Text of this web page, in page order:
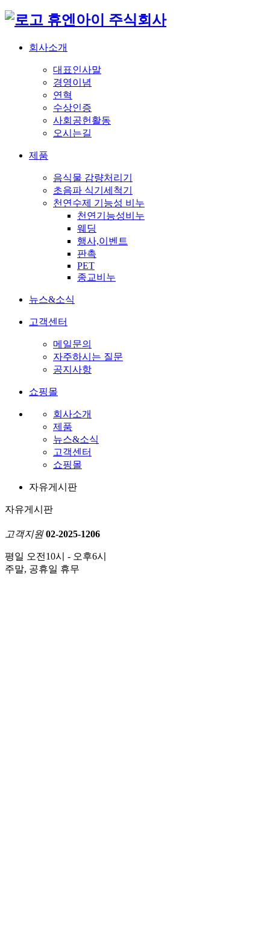
휴엔아이 주식회사
회사소개
대표인사말
경영이념
연혁
수상인증
사회공헌활동
오시는길
제품
음식물 감량처리기
초음파 식기세척기
천연수제 기능성 비누
천연기능성비누
웨딩
행사,이벤트
판촉
PET
종교비누
뉴스&소식
고객센터
메일문의
자주하시는 질문
공지사항
쇼핑몰
회사소개
제품
뉴스&소식
고객센터
쇼핑몰
자유게시판
자유게시판
고객지원 02-2025-1206
평일 오전10시 - 오후6시
주말, 공휴일 휴무